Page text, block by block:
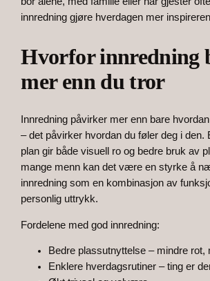
innredning gjøre hverdagen mer
Hvorfor innredning
mer enn du tror
Innredning påvirker mer enn bare
– det påvirker hvordan du føler deg i den.
plan gir både visuell ro og bedre bruk av
mange menn kan det være en styrke å
innredning som en kombinasjon av
personlig uttrykk.
Fordelene med god innredning:
Bedre plassutnyttelse – mindre rot,
Enklere hverdagsrutiner – ting er